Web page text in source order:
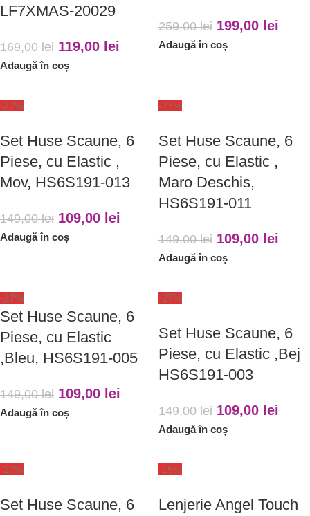
LF7XMAS-20029
169,00lei 119,00 lei
Adaugă în coș
259,00lei 199,00 lei
Adaugă în coș
-27%
Set Huse Scaune, 6
Piese, cu Elastic ,
Mov, HS6S191-013
149,00lei 109,00 lei
Adaugă în coș
-27%
Set Huse Scaune, 6
Piese, cu Elastic ,
Maro Deschis,
HS6S191-011
149,00lei 109,00 lei
Adaugă în coș
-27%
Set Huse Scaune, 6
Piese, cu Elastic
,Bleu, HS6S191-005
149,00lei 109,00 lei
Adaugă în coș
-27%
Set Huse Scaune, 6
Piese, cu Elastic ,Bej
HS6S191-003
149,00lei 109,00 lei
Adaugă în coș
-27%
Set Huse Scaune, 6
-15%
Lenjerie Angel Touch